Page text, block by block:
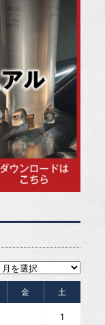
金 土
1